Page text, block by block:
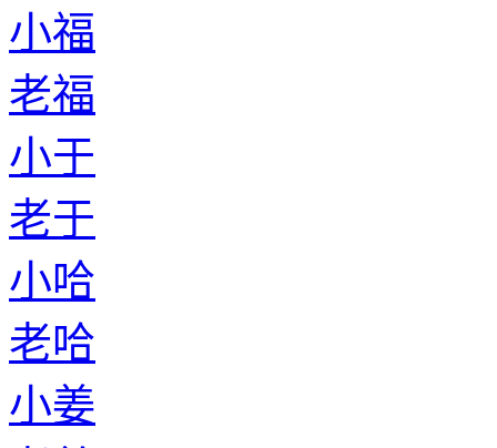
小福
老福
小于
老于
小哈
老哈
小姜